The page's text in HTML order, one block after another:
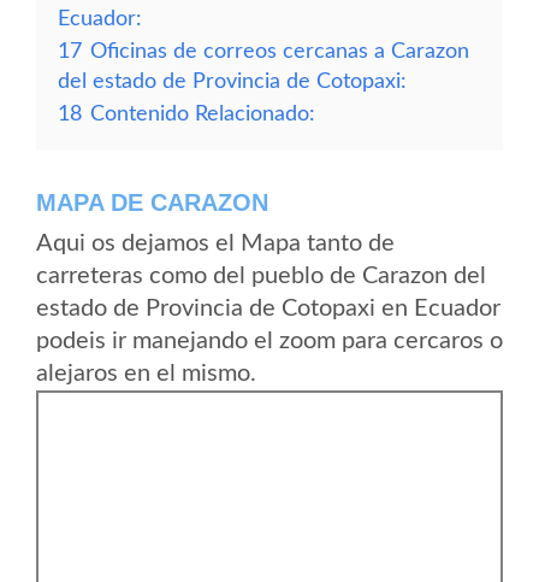
Ecuador:
17 Oficinas de correos cercanas a Carazon
del estado de Provincia de Cotopaxi:
18 Contenido Relacionado:
MAPA DE CARAZON
Aqui os dejamos el Mapa tanto de
carreteras como del pueblo de Carazon del
estado de Provincia de Cotopaxi en Ecuador
podeis ir manejando el zoom para cercaros o
alejaros en el mismo.